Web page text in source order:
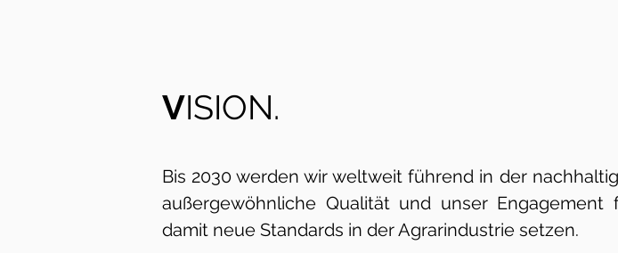
VISION.
Bis 2030 werden wir weltweit führend in der
außergewöhnliche Qualität und unser
damit neue Standards in der Agrarindustrie setzen.